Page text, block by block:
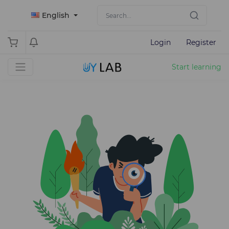
English
Login Register
Start learning